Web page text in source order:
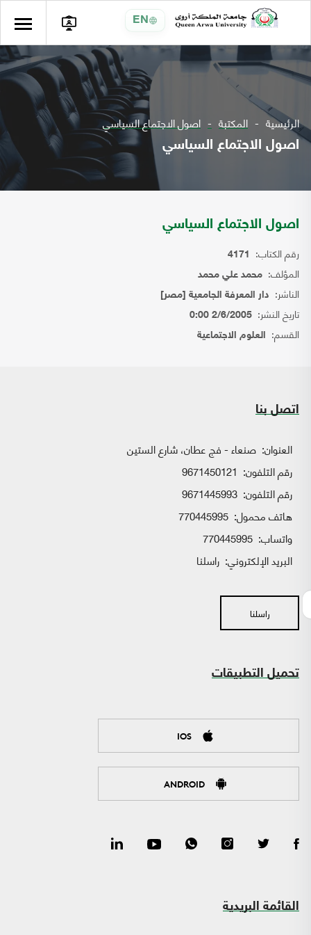
EN
الرئيسية المكتبة اصول الاجتماع السياسي
اصول الاجتماع السياسي
اصول الاجتماع السياسي
رقم الكتاب: 4171
المؤلف: محمد علي محمد
الناشر: دار المعرفة الجامعية [مصر]
تاريخ النشر: 2/6/2005 0:00
القسم: العلوم الاجتماعية
اتصل بنا
العنوان: صنعاء - فج عطان، شارع الستين
رقم التلفون: 9671450121
رقم التلفون: 9671445993
هاتف محمول: 770445995
واتساب:
البريد الإلكتروني: راسلنا
راسلنا
تحميل التطبيقات
IOS
ANDROID
القائمة البريدية